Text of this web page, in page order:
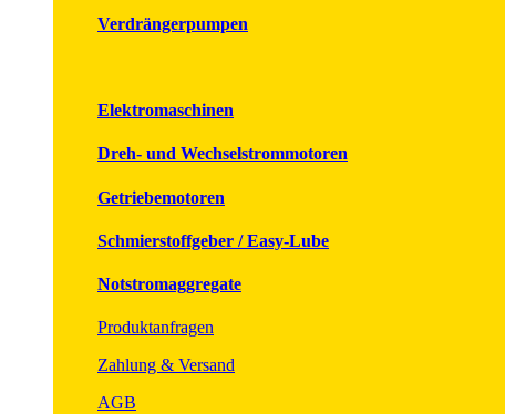
Verdrängerpumpen
Elektromaschinen
Dreh- und Wechselstrommotoren
Getriebemotoren
Schmierstoffgeber / Easy-Lube
Notstromaggregate
Produktanfragen
Zahlung & Versand
AGB